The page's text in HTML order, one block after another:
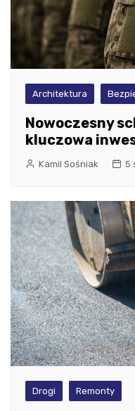
Architektura
Nowoczesny
kluczowa
Kamil Sośniak 5
Drogi Remonty